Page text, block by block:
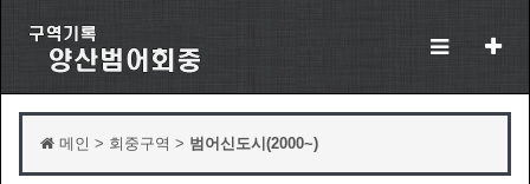
메인 > 회중구역 > 범어신도시(2000~)